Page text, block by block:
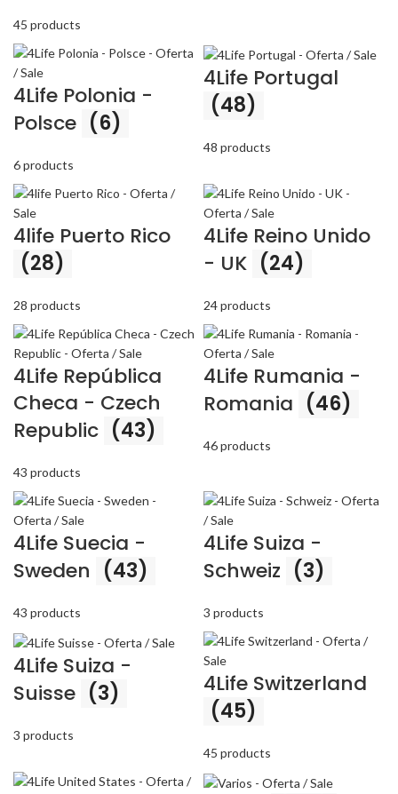
45 products
4Life Polonia -
Polsce (6)
6 products
4Life Portugal
(48)
48 products
4life Puerto Rico
(28)
28 products
4Life Reino Unido
- UK (24)
24 products
4Life República
Checa - Czech
Republic (43)
43 products
4Life Rumania -
Romania (46)
46 products
4Life Suecia -
Sweden (43)
43 products
4Life Suiza -
Schweiz (3)
3 products
4Life Suiza -
Suisse (3)
3 products
4Life Switzerland
(45)
45 products